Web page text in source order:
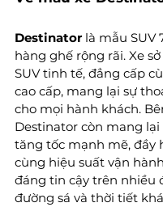
Destinator là mẫu SUV
hàng ghế rộng rãi. Xe
SUV tinh tế, đẳng cấp
cao cấp, mang lại sự
cho mọi hành khách.
Destinator còn mang
tăng tốc mạnh mẽ, đầy
cùng hiệu suất vận
đáng tin cậy trên nhiều
đường sá và thời tiết